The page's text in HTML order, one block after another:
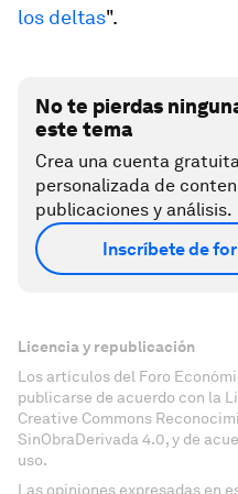
los deltas".
No te pierdas
este tema
Crea una cuenta
personalizada de
publicaciones y análisis.
Inscríbete de
Licencia y republicación
Los artículos del Foro
publicarse de acuerdo con la
Creative Commons
SinObraDerivada 4.0, y de
uso.
Las opiniones expresadas en